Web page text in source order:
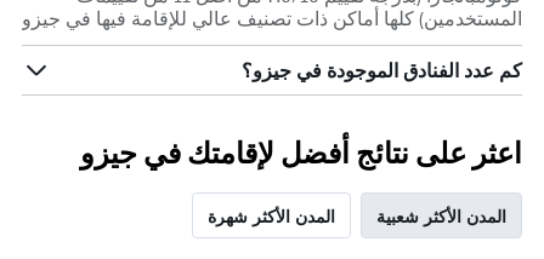
المستخدمين) كلها أماكن ذات تصنيف عالي للإقامة فيها في جيزو
كم عدد الفنادق الموجودة في جيزو؟
اعثر على نتائج أفضل لإقامتك في جيزو
المدن الأكثر شعبية المدن الأكثر شهرة